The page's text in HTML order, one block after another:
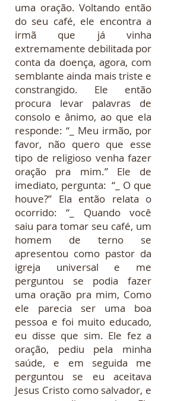
uma oração. Voltando então
do seu café, ele encontra a
irmã que já vinha
extremamente debilitada por
conta da doença, agora, com
semblante ainda mais triste e
constrangido. Ele então
procura levar palavras de
consolo e ânimo, ao que ela
responde: “_ Meu irmão, por
favor, não quero que esse
tipo de religioso venha fazer
oração pra mim.” Ele de
imediato, pergunta: “_ O que
houve?” Ela então relata o
ocorrido: “_ Quando você
saiu para tomar seu café, um
homem de terno se
apresentou como pastor da
igreja universal e me
perguntou se podia fazer
uma oração pra mim, Como
ele parecia ser uma boa
pessoa e foi muito educado,
eu disse que sim. Ele fez a
oração, pediu pela minha
saúde, e em seguida me
perguntou se eu aceitava
Jesus Cristo como salvador, e